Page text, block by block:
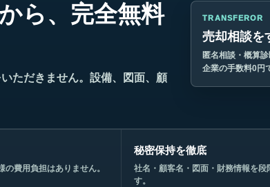
ら、完全無料
ただきません。設備、図面、顧
TRANSFEROR
売却相談を
匿名相談・概算
企業の手数料0円
の費用負担はありません。
秘密保持を徹底
社名・顧客名・図面・財務情報を段
す。